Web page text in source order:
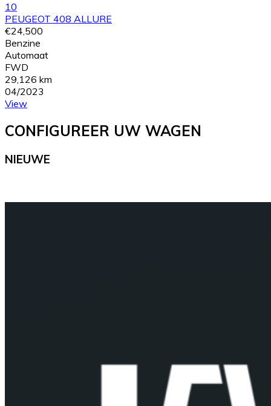
10
PEUGEOT 408 ALLURE
€24,500
Benzine
Automaat
FWD
29,126 km
04/2023
View
CONFIGUREER UW WAGEN
NIEUWE